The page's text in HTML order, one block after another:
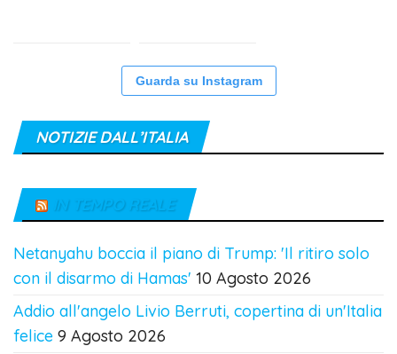
Guarda su Instagram
NOTIZIE DALL’ITALIA
IN TEMPO REALE
Netanyahu boccia il piano di Trump: 'Il ritiro solo
con il disarmo di Hamas' 10 Agosto 2026
Addio all'angelo Livio Berruti, copertina di un'Italia
felice 9 Agosto 2026